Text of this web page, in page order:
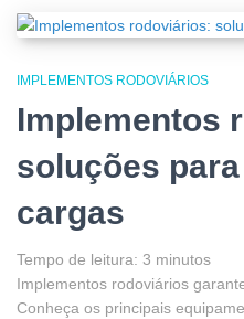
IMPLEMENTOS RODOVIÁRIOS
Implementos
soluções
cargas
Tempo de leitura: 3 minutos
Implementos rodoviários
Conheça os principais